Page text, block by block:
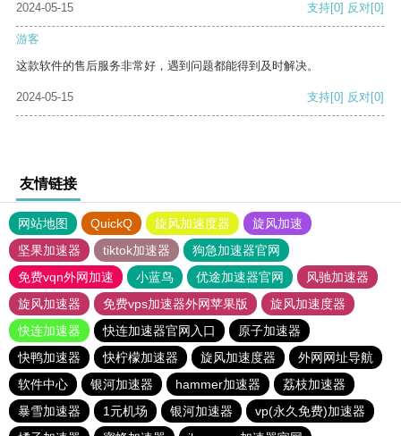
2024-05-15
支持[0] 反对[0]
游客
这款软件的售后服务非常好，遇到问题都能得到及时解决。
2024-05-15 支持[0] 反对[0]
友情链接
网站地图 QuickQ 旋风加速度器
旋风加速
坚果加速器
tiktok加速器
狗急加速器官网
免费vqn外网加速
小蓝鸟 优途加速器官网
风驰加速器
旋风加速器
免费vps加速器外网苹果版
旋风加速度器
快连加速器
快连加速器官网入口
原子加速器
快鸭加速器
快柠檬加速器 旋风加速度器
外网网址导航
软件中心
银河加速器 hammer加速器
荔枝加速器
暴雪加速器
1元机场 银河加速器
vp(永久免费)加速器